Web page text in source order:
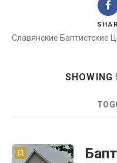
Славянские Баптистские
COUNT 20